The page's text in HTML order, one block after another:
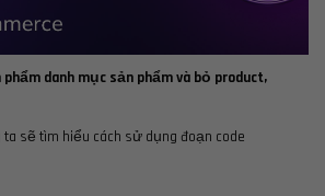
danh mục sản phẩm và bỏ product,
ta sẽ tìm hiểu cách sử dụng đoạn code